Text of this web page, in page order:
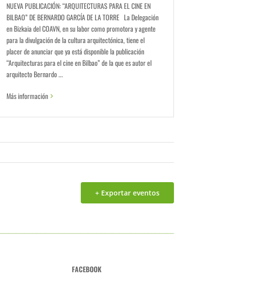
NUEVA PUBLICACIÓN: “ARQUITECTURAS PARA EL CINE EN
BILBAO” DE BERNARDO GARCÍA DE LA TORRE La Delegación
en Bizkaia del COAVN, en su labor como promotora y agente
para la divulgación de la cultura arquitectónica, tiene el
placer de anunciar que ya está disponible la publicación
“Arquitecturas para el cine en Bilbao” de la que es autor el
arquitecto Bernardo ...
Más información
+ Exportar eventos
FACEBOOK